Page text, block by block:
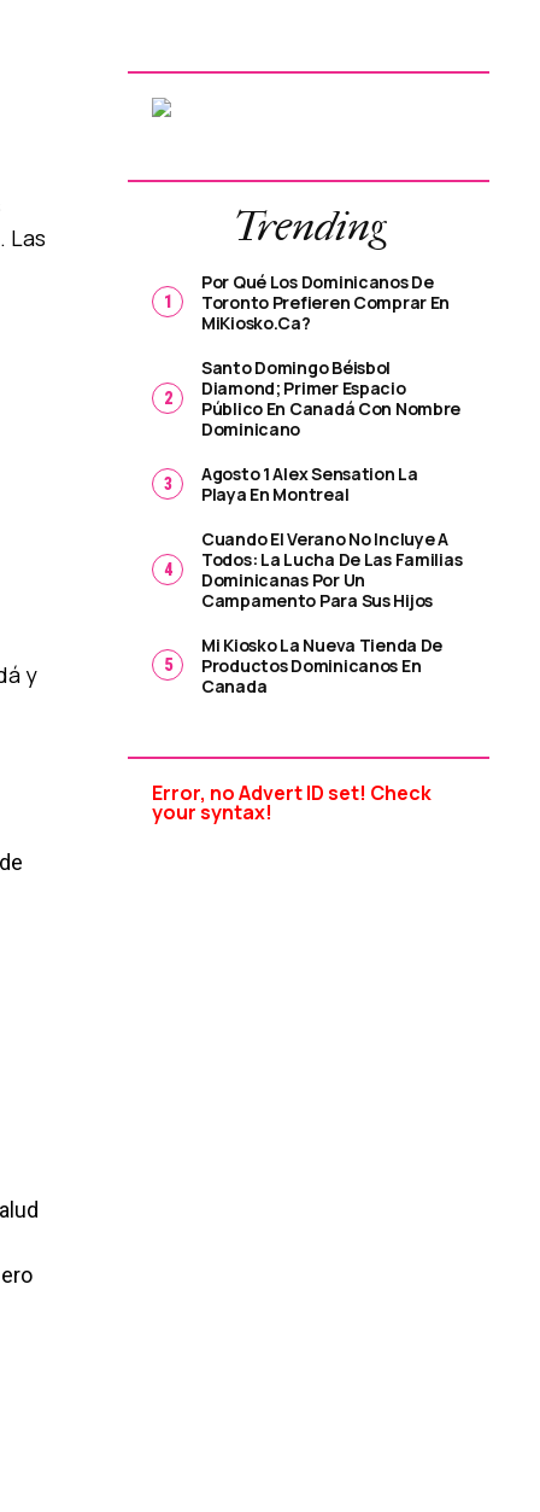
Las
y
Trending
Por Qué Los Dominicanos De
Toronto Prefieren Comprar En
MiKiosko.ca?
Santo Domingo Béisbol
Diamond; Primer Espacio
Público En Canadá Con Nombre
Dominicano
Agosto 1 Alex Sensation La
Playa En Montreal
Cuando El Verano No Incluye A
Todos: La Lucha De Las Familias
Dominicanas Por Un
Campamento Para Sus Hijos
Mi Kiosko La Nueva Tienda De
Productos Dominicanos En
Canada
Error, no Advert ID set! Check
your syntax!